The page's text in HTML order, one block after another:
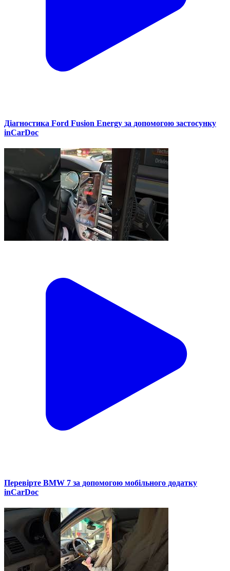
Діагностика Ford Fusion Energy за допомогою застосунку
inCarDoc
Перевірте BMW 7 за допомогою мобільного додатку
inCarDoc